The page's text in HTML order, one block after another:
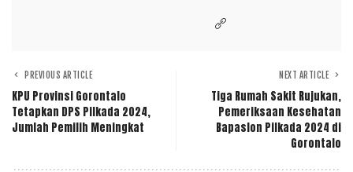
PREVIOUS ARTICLE
KPU Provinsi Gorontalo
Tetapkan DPS Pilkada 2024,
Jumlah Pemilih Meningkat
NEXT ARTICLE
Tiga Rumah Sakit Rujukan,
Pemeriksaan Kesehatan
Bapaslon Pilkada 2024 di
Gorontalo